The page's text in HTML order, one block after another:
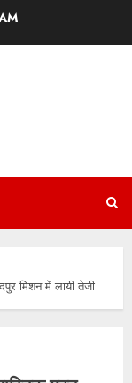
मिशन में लायी तेजी